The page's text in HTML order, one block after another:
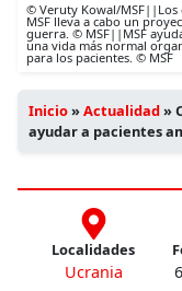
© Veruty Kowal/MSF||Los
MSF lleva a cabo un
guerra. © MSF||MSF
una vida más normal
para los pacientes. © MSF
Inicio»Actualidad»
ayudar a pacientes
Localidades
Ucrania